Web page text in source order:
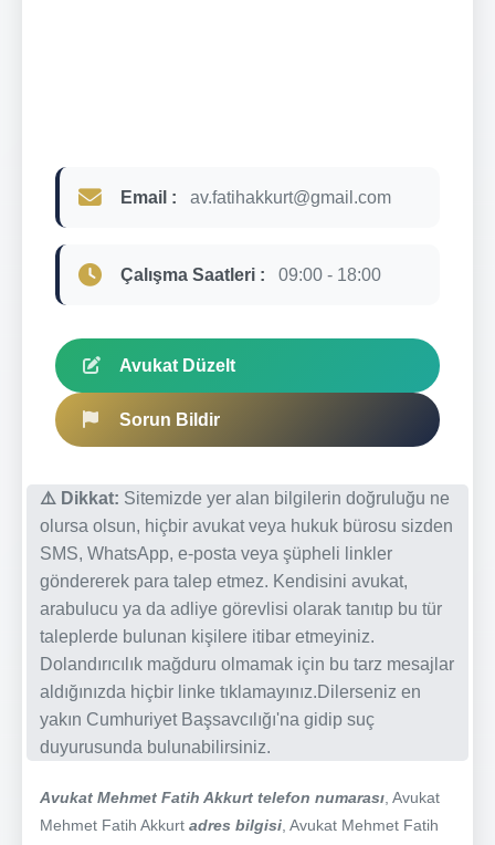
Email : av.fatihakkurt@gmail.com
Çalışma Saatleri : 09:00 - 18:00
Avukat Düzelt
Sorun Bildir
⚠️ Dikkat: Sitemizde yer alan bilgilerin doğruluğu ne
olursa olsun, hiçbir avukat veya hukuk bürosu sizden
SMS, WhatsApp, e-posta veya şüpheli linkler
göndererek para talep etmez. Kendisini avukat,
arabulucu ya da adliye görevlisi olarak tanıtıp bu tür
taleplerde bulunan kişilere itibar etmeyiniz.
Dolandırıcılık mağduru olmamak için bu tarz mesajlar
aldığınızda hiçbir linke tıklamayınız.Dilerseniz en
yakın Cumhuriyet Başsavcılığı'na gidip suç
duyurusunda bulunabilirsiniz.
Avukat Mehmet Fatih Akkurt telefon numarası , Avukat
Mehmet Fatih Akkurt adres bilgisi , Avukat Mehmet Fatih